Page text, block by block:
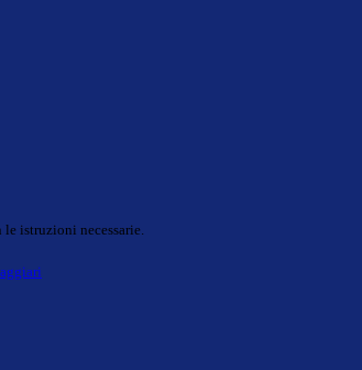
istruzioni necessarie.